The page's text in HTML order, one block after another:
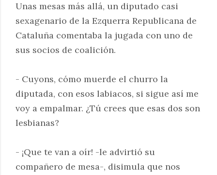
Unas mesas más allá, un diputado casi
sexagenario de la Ezquerra Republicana de
Cataluña comentaba la jugada con uno de
sus socios de coalición.
- Cuyons, cómo muerde el churro la
diputada, con esos labiacos, si sigue así me
voy a empalmar. ¿Tú crees que esas dos son
lesbianas?
- ¡Que te van a oír! -le advirtió su
compañero de mesa-, disimula que nos